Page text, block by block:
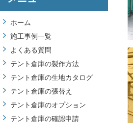
ホーム
施工事例一覧
よくある質問
テント倉庫の製作方法
テント倉庫の生地カタログ
テント倉庫の張替え
テント倉庫のオプション
テント倉庫の確認申請